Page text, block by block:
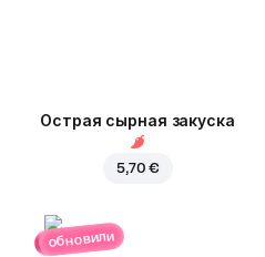
Острая сырная закуска
5,70 €
обновили